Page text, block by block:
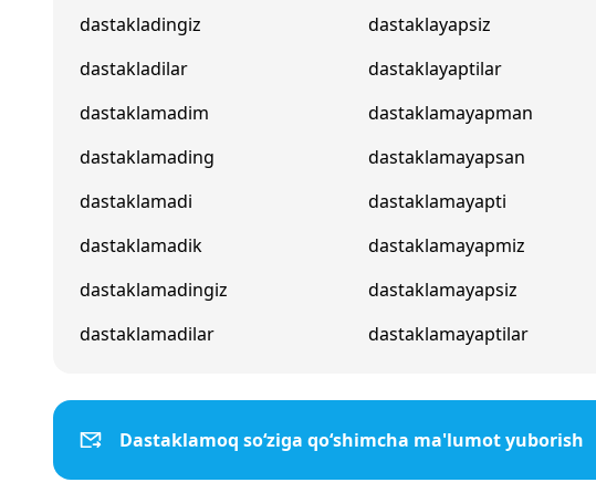
dastakladingiz
dastakladilar
dastaklamadim
dastaklamading
dastaklamadi
dastaklamadik
dastaklamadingiz
dastaklamadilar
dastaklayapsiz
dastaklayaptilar
dastaklamayapman
dastaklamayapsan
dastaklamayapti
dastaklamayapmiz
dastaklamayapsiz
dastaklamayaptilar
Dastaklamoq so‘ziga qo‘shimcha ma'lumot yuborish